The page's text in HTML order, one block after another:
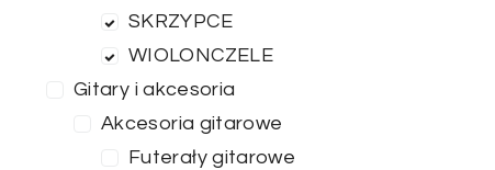
SKRZYPCE
WIOLONCZELE
Gitary i akcesoria
Akcesoria gitarowe
Futerały gitarowe